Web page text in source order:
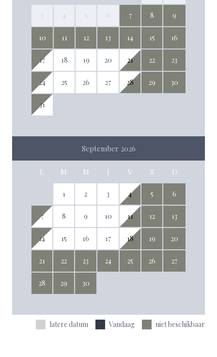
3 4 5 6 7 8 9
10 11 12 13 14 15 16
17 18 19 20 21 22 23
24 25 26 27 28 29 30
31
September 2026
L M M J V S D
1 2 3 4 5 6
7 8 9 10 11 12 13
14 15 16 17 18 19 20
21 22 23 24 25 26 27
28 29 30
latere datum Vandaag niet beschikbaar